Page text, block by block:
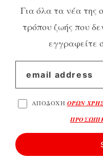
Για όλα τα νέα της
τρόπου ζωής που
εγγραφείτε
ΑΠΟΔΟΧΗ ΟΡΩΝ